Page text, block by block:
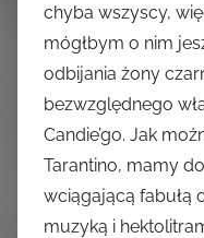
chyba wszyscy,
mógłbym o nim
odbijania żony
bezwzględnego
Candie’go. Jak
Tarantino, mamy
wciągającą fabułą
muzyką i